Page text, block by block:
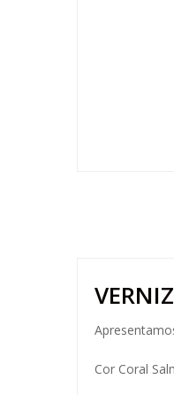
Cor Coral